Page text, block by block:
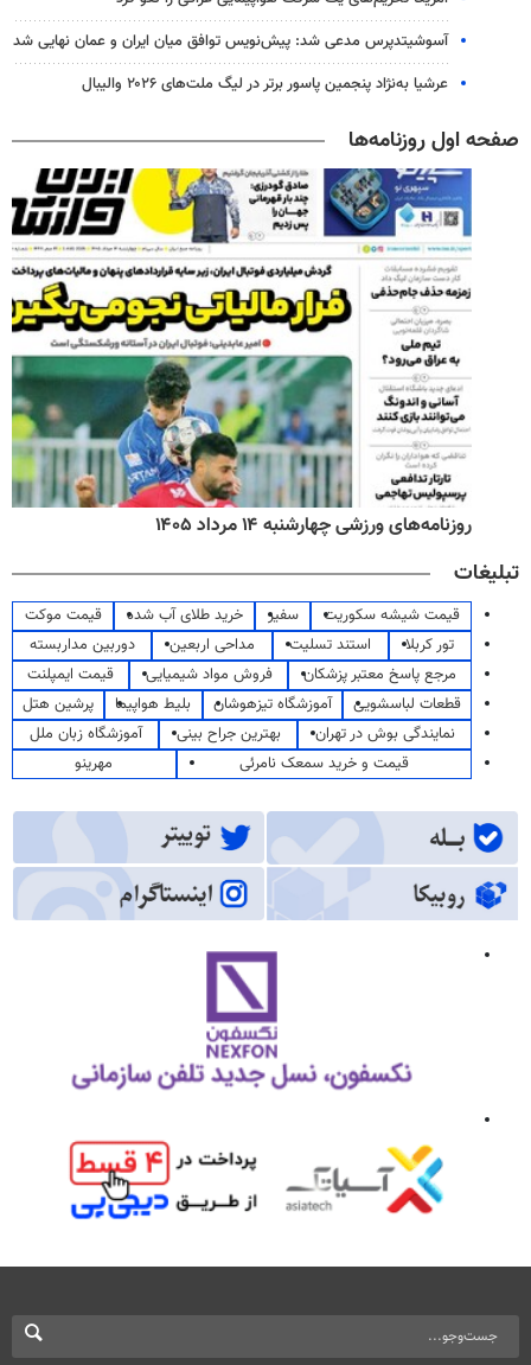
آسوشیتدپرس مدعی شد: پیش‌نویس توافق میان ایران و عمان نهایی شد
عرشیا به‌نژاد پنجمین پاسور برتر در لیگ ملت‌های ۲۰۲۶ والیبال
صفحه اول روزنامه‌ها
روزنامه‌های ورزشی چهارشنبه ۱۴ مرداد ۱۴۰۵
تبلیغات
قیمت شیشه سکوریت سفیر خرید طلای آب شده
قیمت موکت
تور کربلا
استند تسلیت مداحی اربعین
دوربین مداربسته
مرجع پاسخ معتبر پزشکان
فروش مواد شیمیایی
قیمت ایمپلنت
قطعات لباسشویی
آموزشگاه تیزهوشان بلیط هواپیما
پرشین هتل
نمایندگی بوش در تهران
بهترین جراح بینی
آموزشگاه زبان ملل
قیمت و خرید سمعک نامرئی
مهرینو